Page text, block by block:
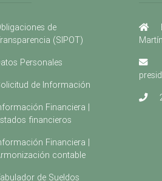
de
(SIPOT)
Personales
de Información
Financiera |
financieros
Financiera |
contable
de Sueldos